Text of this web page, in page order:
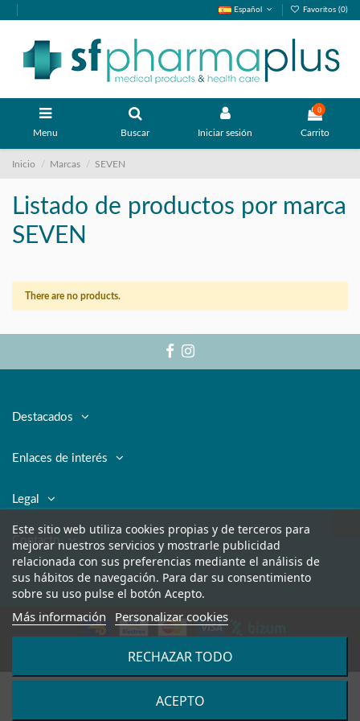
Español Favoritos (0)
Menu Buscar Iniciar sesión
0
Carrito
Inicio Marcas SEVEN
Listado de productos por marca
SEVEN
There are no products.
Destacados
Enlaces de interés
Legal
Contacto
Este sitio web utiliza cookies propias y de terceros para
mejorar nuestros servicios y mostrarle publicidad
relacionada con sus preferencias mediante el análisis de
sus hábitos de navegación. Para dar su consentimiento
sobre su uso pulse el botón Acepto.
Más información Personalizar cookies
RECHAZAR TODO
ACEPTO
Copyright © 2017-2021 Sfpharmaplus.Reservados todos los derechos.